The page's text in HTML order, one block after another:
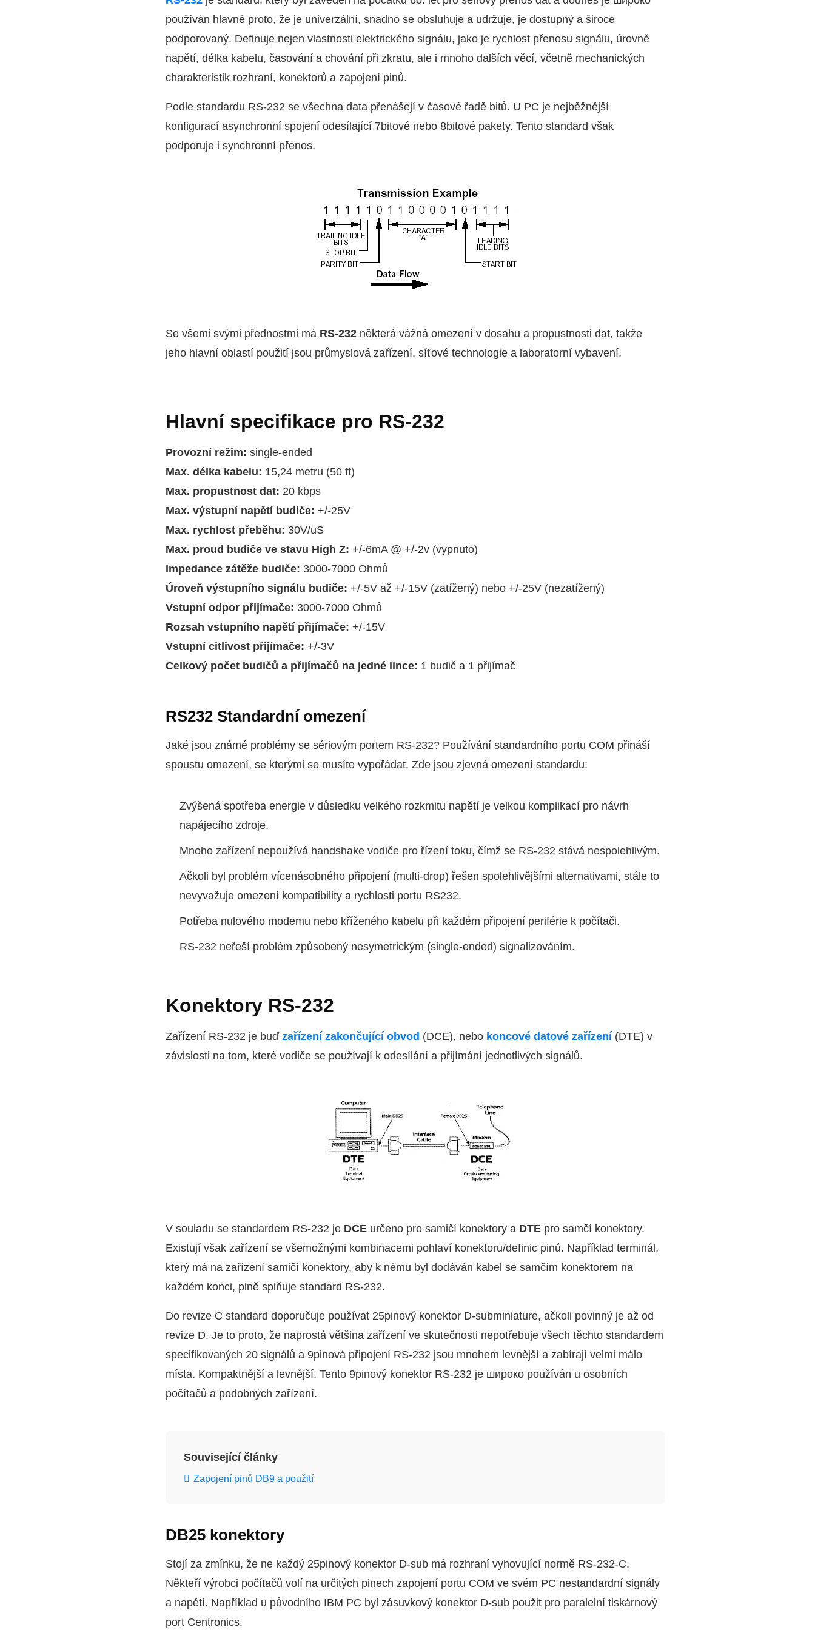
používán hlavně proto, že je univerzální, snadno se obsluhuje a udržuje, je dostupný a široce
podporovaný. Definuje nejen vlastnosti elektrického signálu, jako je rychlost přenosu signálu, úrovně
napětí, délka kabelu, časování a chování při zkratu, ale i mnoho dalších věcí, včetně mechanických
charakteristik rozhraní, konektorů a zapojení pinů.
Podle standardu RS-232 se všechna data přenášejí v časové řadě bitů. U PC je nejběžnější
konfigurací asynchronní spojení odesílající 7bitové nebo 8bitové pakety. Tento standard však
podporuje i synchronní přenos.
Se všemi svými přednostmi má RS-232 některá vážná omezení v dosahu a propustnosti dat, takže
jeho hlavní oblastí použití jsou průmyslová zařízení, síťové technologie a laboratorní vybavení.
Hlavní specifikace pro RS-232
Provozní režim: single-ended
Max. délka kabelu: 15,24 metru (50 ft)
Max. propustnost dat: 20 kbps
Max. výstupní napětí budiče: +/-25V
Max. rychlost přeběhu: 30V/uS
Max. proud budiče ve stavu High Z: +/-6mA @ +/-2v (vypnuto)
Impedance zátěže budiče: 3000-7000 Ohmů
Úroveň výstupního signálu budiče: +/-5V až +/-15V (zatížený) nebo +/-25V (nezatížený)
Vstupní odpor přijímače: 3000-7000 Ohmů
Rozsah vstupního napětí přijímače: +/-15V
Vstupní citlivost přijímače: +/-3V
Celkový počet budičů a přijímačů na jedné lince: 1 budič a 1 přijímač
RS232 Standardní omezení
Jaké jsou známé problémy se sériovým portem RS-232? Používání standardního portu COM přináší
spoustu omezení, se kterými se musíte vypořádat. Zde jsou zjevná omezení standardu:
Zvýšená spotřeba energie v důsledku velkého rozkmitu napětí je velkou komplikací pro návrh
napájecího zdroje.
Mnoho zařízení nepoužívá handshake vodiče pro řízení toku, čímž se RS-232 stává nespolehlivým.
Ačkoli byl problém vícenásobného připojení (multi-drop) řešen spolehlivějšími alternativami, stále to
nevyvažuje omezení kompatibility a rychlosti portu RS232.
Potřeba nulového modemu nebo kříženého kabelu při každém připojení periférie k počítači.
RS-232 neřeší problém způsobený nesymetrickým (single-ended) signalizováním.
Konektory RS-232
Zařízení RS-232 je buď zařízení zakončující obvod (DCE), nebo koncové datové zařízení (DTE) v
závislosti na tom, které vodiče se používají k odesílání a přijímání jednotlivých signálů.
V souladu se standardem RS-232 je DCE určeno pro samičí konektory a DTE pro samčí konektory.
Existují však zařízení se všemožnými kombinacemi pohlaví konektoru/definic pinů. Například terminál,
který má na zařízení samičí konektory, aby k němu byl dodáván kabel se samčím konektorem na
každém konci, plně splňuje standard RS-232.
Do revize C standard doporučuje používat 25pinový konektor D-subminiature, ačkoli povinný je až od
revize D. Je to proto, že naprostá většina zařízení ve skutečnosti nepotřebuje všech těchto standardem
specifikovaných 20 signálů a 9pinová připojení RS-232 jsou mnohem levnější a zabírají velmi málo
místa. Kompaktnější a levnější. Tento 9pinový konektor RS-232 je широко používán u osobních
počítačů a podobných zařízení.
Související články
Zapojení pinů DB9 a použití
DB25 konektory
Stojí za zmínku, že ne každý 25pinový konektor D-sub má rozhraní vyhovující normě RS-232-C.
Někteří výrobci počítačů volí na určitých pinech zapojení portu COM ve svém PC nestandardní signály
a napětí. Například u původního IBM PC byl zásuvkový konektor D-sub použit pro paralelní tiskárnový
port Centronics.